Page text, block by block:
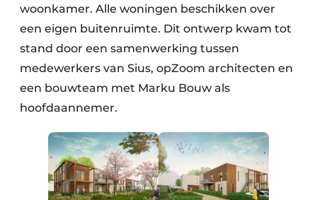
woonkamer. Alle woningen beschikken over
een eigen buitenruimte. Dit ontwerp kwam tot
stand door een samenwerking tussen
medewerkers van Sius, opZoom architecten en
een bouwteam met Marku Bouw als
hoofdaannemer.